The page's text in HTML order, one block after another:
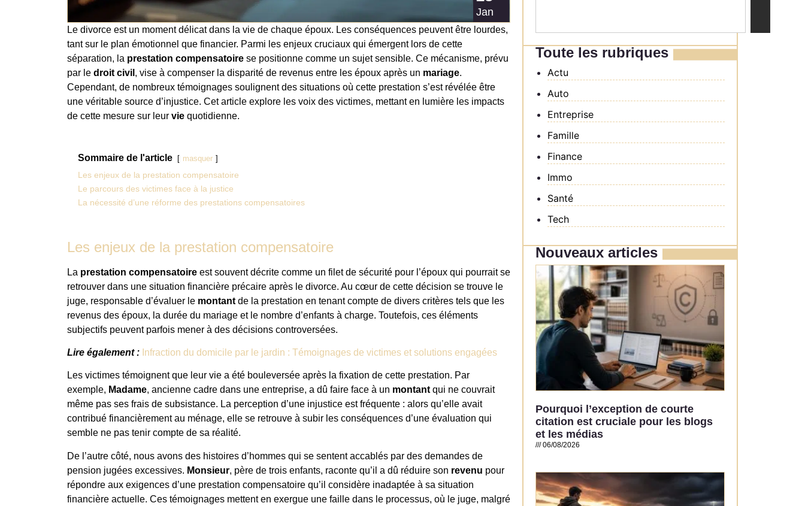
Jan
Le divorce est un moment délicat dans la vie de chaque époux. Les conséquences peuvent être lourdes,
tant sur le plan émotionnel que financier. Parmi les enjeux cruciaux qui émergent lors de cette
séparation, la prestation compensatoire se positionne comme un sujet sensible. Ce mécanisme, prévu
par le droit civil , vise à compenser la disparité de revenus entre les époux après un mariage.
Cependant, de nombreux témoignages soulignent des situations où cette prestation s’est révélée être
une véritable source d’injustice. Cet article explore les voix des victimes, mettant en lumière les impacts
de cette mesure sur leur vie quotidienne.
Sommaire de l'article masquer
Les enjeux de la prestation compensatoire
Le parcours des victimes face à la justice
La nécessité d’une réforme des prestations compensatoires
Les enjeux de la prestation compensatoire
La prestation compensatoire est souvent décrite comme un filet de sécurité pour l’époux qui pourrait se
retrouver dans une situation financière précaire après le divorce. Au cœur de cette décision se trouve le
juge, responsable d’évaluer le montant de la prestation en tenant compte de divers critères tels que les
revenus des époux, la durée du mariage et le nombre d’enfants à charge. Toutefois, ces éléments
subjectifs peuvent parfois mener à des décisions controversées.
Lire également : Infraction du domicile par le jardin : Témoignages de victimes et solutions engagées
Les victimes témoignent que leur vie a été bouleversée après la fixation de cette prestation. Par
exemple, Madame, ancienne cadre dans une entreprise, a dû faire face à un montantqui ne couvrait
même pas ses frais de subsistance. La perception d’une injustice est fréquente : alors qu’elle avait
contribué financièrement au ménage, elle se retrouve à subir les conséquences d’une évaluation qui
semble ne pas tenir compte de sa réalité.
De l’autre côté, nous avons des histoires d’hommes qui se sentent accablés par des demandes de
pension jugées excessives. Monsieur, père de trois enfants, raconte qu’il a dû réduire son revenu pour
répondre aux exigences d’une prestation compensatoire qu’il considère inadaptée à sa situation
financière actuelle. Ces témoignages mettent en exergue une faille dans le processus, où le juge, malgré
Toute les rubriques
Actu
Auto
Entreprise
Famille
Finance
Immo
Santé
Tech
Nouveaux articles
Pourquoi l’exception de courte
citation est cruciale pour les blogs
et les médias
06/08/2026